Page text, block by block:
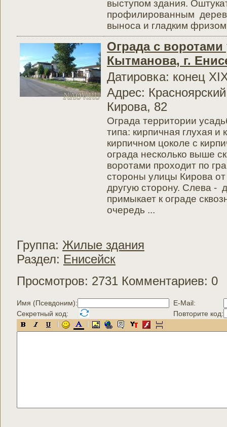
выступом здания.
профилированным
выноса и гладким
Ограда с
Кытманова, г.
Датировка: конец
Адрес:
Кирова, 82
Ограда территории
типа: кирпичная глухая и
кирпичном цоколе с
ограда несколько выше
воротами проходит по
стороны улицы Кирова
другую сторону. Слева -
примыкает к ограде
очередь ...
Группа: Жилые здания
Раздел: Енисейск
Просмотров: 2731 Комментариев: 0
Имя (Псевдоним):
E-Mail:
Секретный код:
Повторите код: